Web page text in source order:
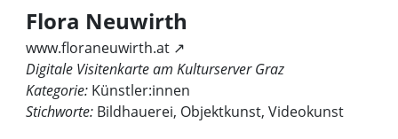
Flora Neuwirth
www.floraneuwirth.at ↗
Digitale Visitenkarte am Kulturserver Graz
Kategorie: Künstler:innen
Stichworte: Bildhauerei, Objektkunst, Videokunst